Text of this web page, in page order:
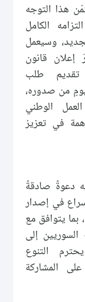
هذا التوجه
الكامل
وسيعمل
إعلان قانون
طلب
من صدوره،
الوطني
في تعزيز
دعوةً صادقةً
في إصدار
بما يتوافق مع
السوريين إلى
التنوع
المشاركة